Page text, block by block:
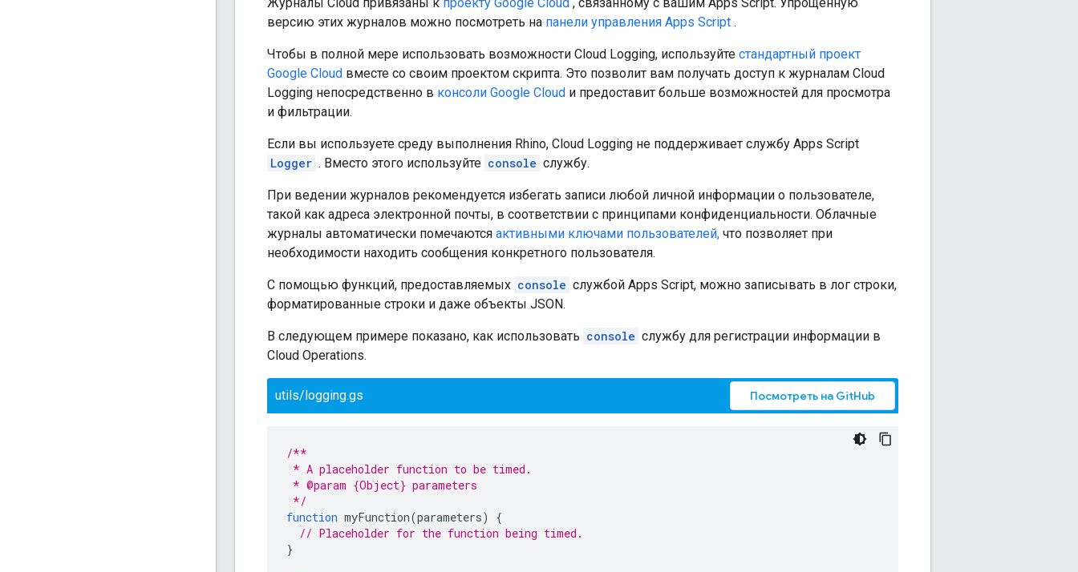
версию этих журналов можно посмотреть на панели управления Apps Script .
Чтобы в полной мере использовать возможности Cloud Logging, используйте стандартный проект
Google Cloud вместе со своим проектом скрипта. Это позволит вам получать доступ к журналам Cloud
Logging непосредственно в консоли Google Cloud и предоставит больше возможностей для просмотра
и фильтрации.
Если вы используете среду выполнения Rhino, Cloud Logging не поддерживает службу Apps Script
Logger . Вместо этого используйте console службу.
При ведении журналов рекомендуется избегать записи любой личной информации о пользователе,
такой как адреса электронной почты, в соответствии с принципами конфиденциальности. Облачные
журналы автоматически помечаются активными ключами пользователей, что позволяет при
необходимости находить сообщения конкретного пользователя.
С помощью функций, предоставляемых console службой Apps Script, можно записывать в лог строки,
форматированные строки и даже объекты JSON.
В следующем примере показано, как использовать console службу для регистрации информации в
Cloud Operations.
utils/logging.gs Посмотреть на GitHub
/**
* A placeholder function to be timed.
* @param {Object} parameters
*/
function myFunction(parameters)
{
// Placeholder for the function being timed.
}